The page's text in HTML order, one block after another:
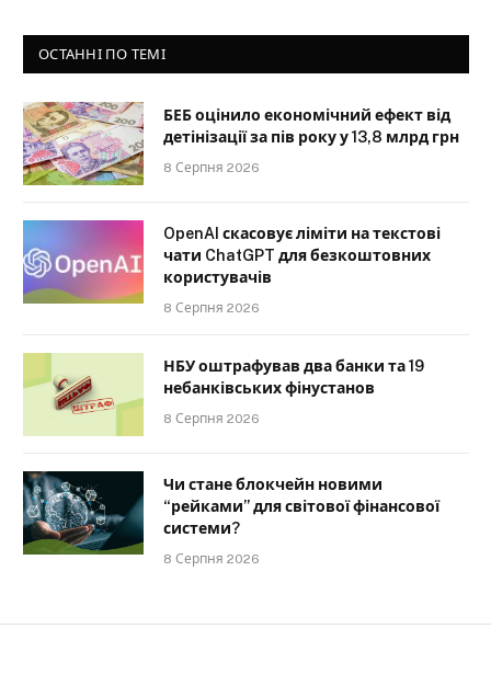
ОСТАННІ ПО ТЕМІ
БЕБ оцінило економічний ефект від
детінізації за пів року у 13,8 млрд грн
8 Серпня 2026
OpenAI скасовує ліміти на текстові
чати ChatGPT для безкоштовних
користувачів
8 Серпня 2026
НБУ оштрафував два банки та 19
небанківських фінустанов
8 Серпня 2026
Чи стане блокчейн новими
“рейками” для світової фінансової
системи?
8 Серпня 2026